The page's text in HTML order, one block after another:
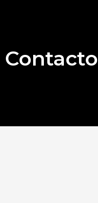
Contacto